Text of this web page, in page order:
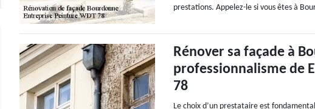
prestations. Appelez-le si vous êtes à
Rénover sa façade à
professionnalisme de
78
Le choix d’un prestataire est